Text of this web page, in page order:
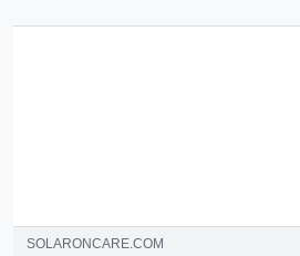
SOLARONCARE.COM